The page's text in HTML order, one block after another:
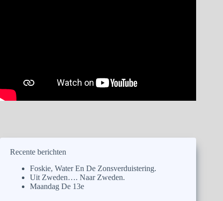
Recente berichten
Foskie, Water En De Zonsverduistering.
Uit Zweden…. Naar Zweden.
Maandag De 13e